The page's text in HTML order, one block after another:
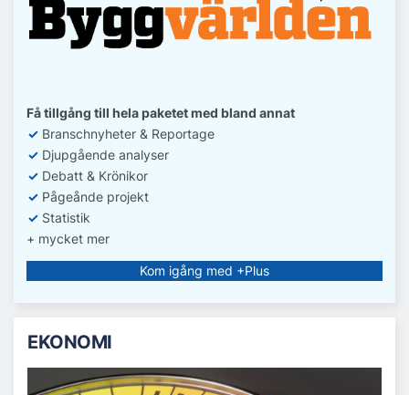
Få tillgång till hela paketet med bland annat
✓ Branschnyheter & Reportage
✓ Djupgående analyser
✓ Debatt & Krönikor
✓ Pågeånde projekt
✓ Statistik
+ mycket mer
Kom igång med +Plus
EKONOMI